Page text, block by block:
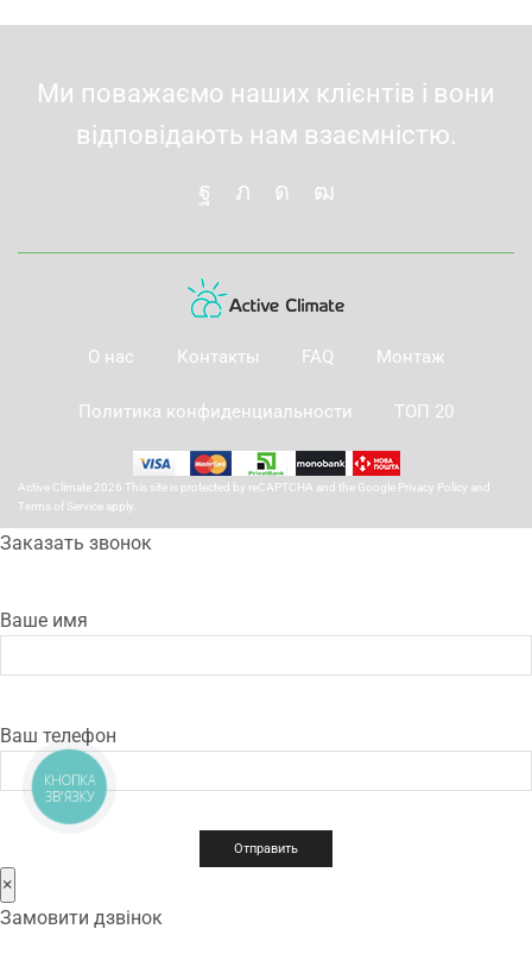
Ми поважаємо наших клієнтів і вони
відповідають нам взаємністю.
О нас Контакты FAQ Монтаж
Политика конфиденциальности ТОП 20
Active Climate 2026 This site is protected by reCAPTCHA and the Google Privacy Policy and
Terms of Service apply.
Заказать звонок
Ваше имя
Ваш телефон
×
Замовити дзвінок
КНОПКА
ЗВ'ЯЗКУ